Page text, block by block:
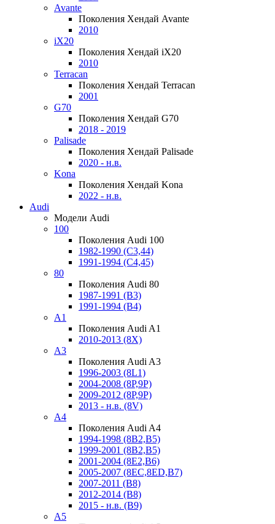
Avante
Поколения Хендай Avante
2010
iX20
Поколения Хендай iX20
2010
Terracan
Поколения Хендай Terracan
2001
G70
Поколения Хендай G70
2018 - 2019
Palisade
Поколения Хендай Palisade
2020 - н.в.
Kona
Поколения Хендай Kona
2022 - н.в.
Audi
Модели Audi
100
Поколения Audi 100
1982-1990 (С3,44)
1991-1994 (С4,45)
80
Поколения Audi 80
1987-1991 (B3)
1991-1994 (B4)
A1
Поколения Audi A1
2010-2013 (8X)
A3
Поколения Audi A3
1996-2003 (8L1)
2004-2008 (8P,9P)
2009-2012 (8P,9P)
2013 - н.в. (8V)
A4
Поколения Audi A4
1994-1998 (8B2,B5)
1999-2001 (8B2,B5)
2001-2004 (8E2,B6)
2005-2007 (8EC,8ED,B7)
2007-2011 (B8)
2012-2014 (B8)
2015 - н.в. (B9)
A5